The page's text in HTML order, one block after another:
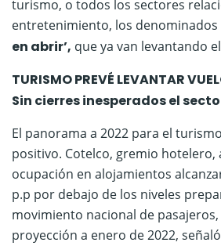
turismo, o todos los sectores
entretenimiento, los denominados
en abrir’, que ya van levantando
TURISMO PREVÉ LEVANTAR
Sin cierres inesperados el
El panorama a 2022 para el
positivo. Cotelco, gremio hotelero,
ocupación en alojamientos
p.p por debajo de los niveles
movimiento nacional de
proyección a enero de 2022,